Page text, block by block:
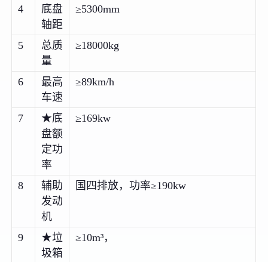
4
底盘
轴距
≥5300mm
5
总质
量
≥18000kg
6
最高
车速
≥89km/h
7
★底
盘额
定功
率
≥169kw
8
辅助
发动
机
国四排放，功率≥190kw
9
★垃
圾箱
≥10m³，